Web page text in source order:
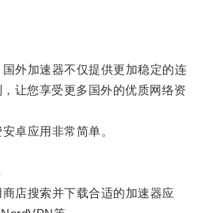
加速器不仅提供更加稳定的连
让您享受更多国外的优质网络资
应用非常简单。
搜索并下载合适的加速器应